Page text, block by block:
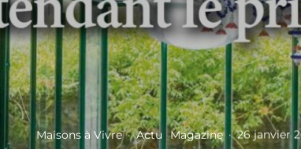
Maisons à Vivre · Actu Magazine · 26 janvier